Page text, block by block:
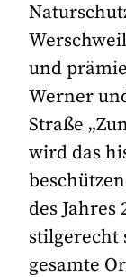
und
Werner
Straße
wird das
des Jahres
stilgerecht
gesamte